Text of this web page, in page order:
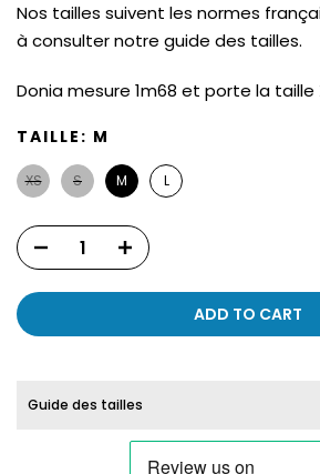
Nos tailles suivent les normes
à consulter notre guide des tailles.
Donia mesure 1m68 et porte la taille
TAILLE: M
XS S M L
ADD TO CART
Guide des tailles